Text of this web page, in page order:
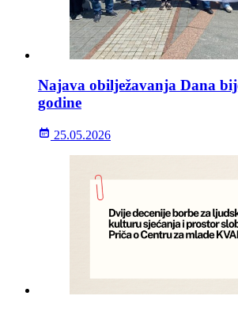
Najava obilježavanja Dana
godine
25.05.2026